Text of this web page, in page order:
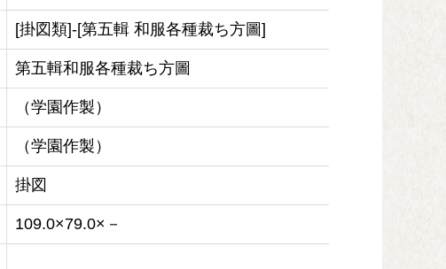
[掛図類]-[第五輯 和服各種裁ち方圖]
第五輯和服各種裁ち方圖
（学園作製）
（学園作製）
掛図
109.0×79.0×－